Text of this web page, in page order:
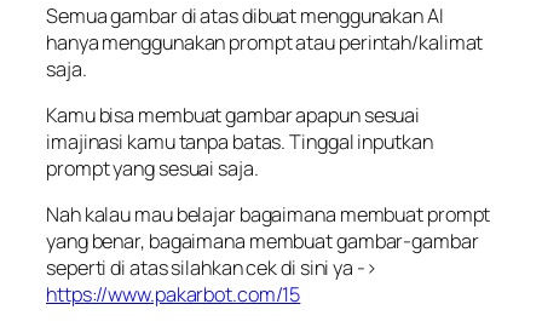
Semua gambar di atas dibuat menggunakan AI
hanya menggunakan prompt atau perintah/kalimat
saja.
Kamu bisa membuat gambar apapun sesuai
imajinasi kamu tanpa batas. Tinggal inputkan
prompt yang sesuai saja.
Nah kalau mau belajar bagaimana membuat prompt
yang benar, bagaimana membuat gambar-gambar
seperti di atas silahkan cek di sini ya ->
https://www.pakarbot.com/15